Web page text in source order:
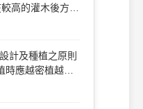
高的灌木後方隱
(B)種植時應刻意
更換之方便性及
越密植越好以
時應越密植越好
木